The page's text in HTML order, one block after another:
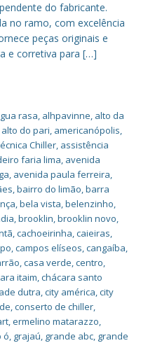
do fabricante.
no ramo, com excelência
peças originais e
e corretiva para […]
rasa, alhpavinne, alto da
alto do pari, americanópolis,
Chiller, assistência
faria lima, avenida
, avenida paula ferreira,
,bairro do limão,barra
,bela vista,belenzinho,
,brooklin,brooklin novo,
,cachoeirinha,caieiras,
,campos elíseos,cangaíba,
,casa verde,centro,
itaim,chácara santo
dutra,city américa,city
,conserto de chiller,
,ermelino matarazzo,
ó, grajaú, grande abc, grande